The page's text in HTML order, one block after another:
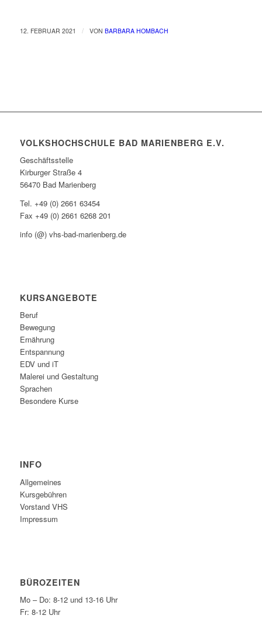
12. FEBRUAR 2021 / VON BARBARA HOMBACH
VOLKSHOCHSCHULE BAD MARIENBERG E.V.
Geschäftsstelle
Kirburger Straße 4
56470 Bad Marienberg
Tel. +49 (0) 2661 63454
Fax +49 (0) 2661 6268 201
info (@) vhs-bad-marienberg.de
KURSANGEBOTE
Beruf
Bewegung
Ernährung
Entspannung
EDV und iT
Malerei und Gestaltung
Sprachen
Besondere Kurse
INFO
Allgemeines
Kursgebühren
Vorstand VHS
Impressum
BÜROZEITEN
Mo – Do: 8-12 und 13-16 Uhr
Fr: 8-12 Uhr